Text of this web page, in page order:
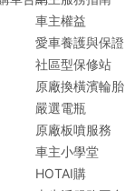
車主權益
愛車養護與保證
社區型保修站
原廠換橫濱輪胎
嚴選電瓶
原廠板噴服務
車主小學堂
HOTAI購